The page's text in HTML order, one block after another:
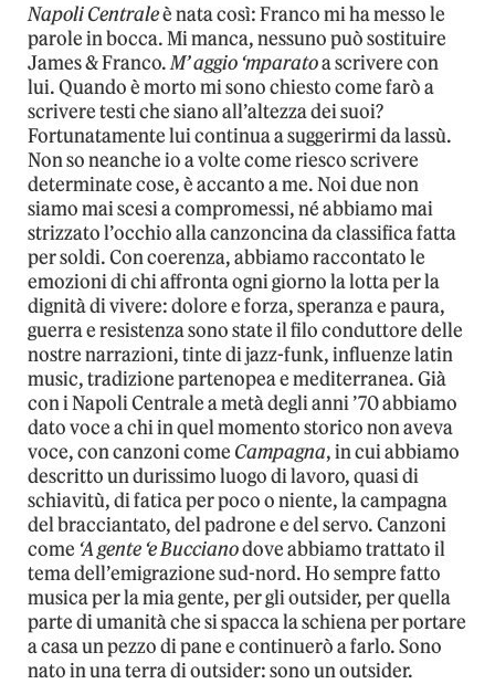
Napoli Centraleè nata così: Franco mi ha messo le
parole in bocca. Mi manca, nessuno può sostituire
James & Franco.M’ aggio ‘mparatoa scrivere con
lui. Quando è morto mi sono chiesto come farò a
scrivere testi che siano all’altezza dei suoi?
Fortunatamente lui continua a suggerirmi da lassù.
Non so neanche io a volte come riesco scrivere
determinate cose, è accanto a me. Noi due non
siamo mai scesi a compromessi, né abbiamo mai
strizzato l’occhio alla canzoncina da classifica fatta
per soldi. Con coerenza, abbiamo raccontato le
emozioni di chi affronta ogni giorno la lotta per la
dignità di vivere: dolore e forza, speranza e paura,
guerra e resistenza sono state il filo conduttore delle
nostre narrazioni, tinte di jazz-funk, influenze latin
music, tradizione partenopea e mediterranea. Già
con i Napoli Centrale a metà degli anni ’70 abbiamo
dato voce a chi in quel momento storico non aveva
voce, con canzoni come Campagna, in cui abbiamo
descritto un durissimo luogo di lavoro, quasi di
schiavitù, di fatica per poco o niente, la campagna
del bracciantato, del padrone e del servo. Canzoni
come ‘A gente ‘e Buccianodove abbiamo trattato il
tema dell’emigrazione sud-nord. Ho sempre fatto
musica per la mia gente, per gli outsider, per quella
parte di umanità che si spacca la schiena per portare
a casa un pezzo di pane e continuerò a farlo. Sono
nato in una terra di outsider: sono un outsider.